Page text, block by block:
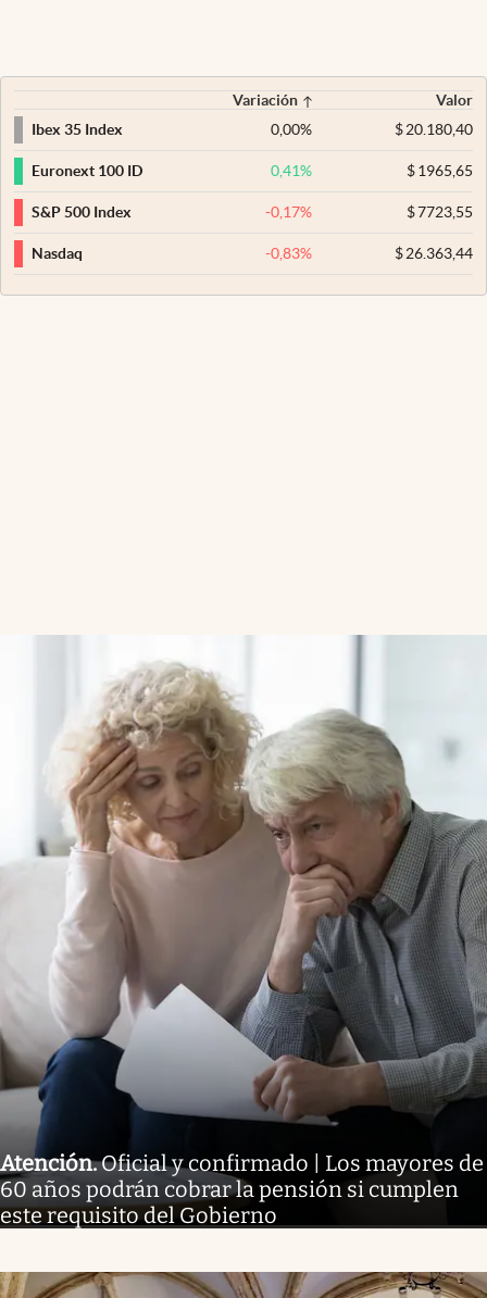
Variación
Valor
Ibex 35 Index
0,00% $20.180,40
Euronext 100 ID 0,41% $1965,65
S&P 500 Index -0,17% $7723,55
Nasdaq -0,83% $26.363,44
Atención.Oficial y confirmado | Los mayores de
60 años podrán cobrar la pensión si cumplen
este requisito del Gobierno